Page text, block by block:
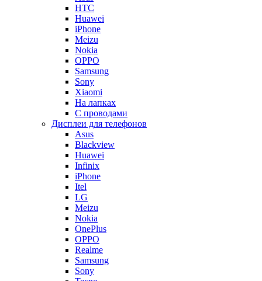
HTC
Huawei
iPhone
Meizu
Nokia
OPPO
Samsung
Sony
Xiaomi
На лапках
С проводами
Дисплеи для телефонов
Asus
Blackview
Huawei
Infinix
iPhone
Itel
LG
Meizu
Nokia
OnePlus
OPPO
Realme
Samsung
Sony